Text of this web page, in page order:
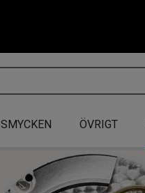
SMYCKEN ÖVRIGT